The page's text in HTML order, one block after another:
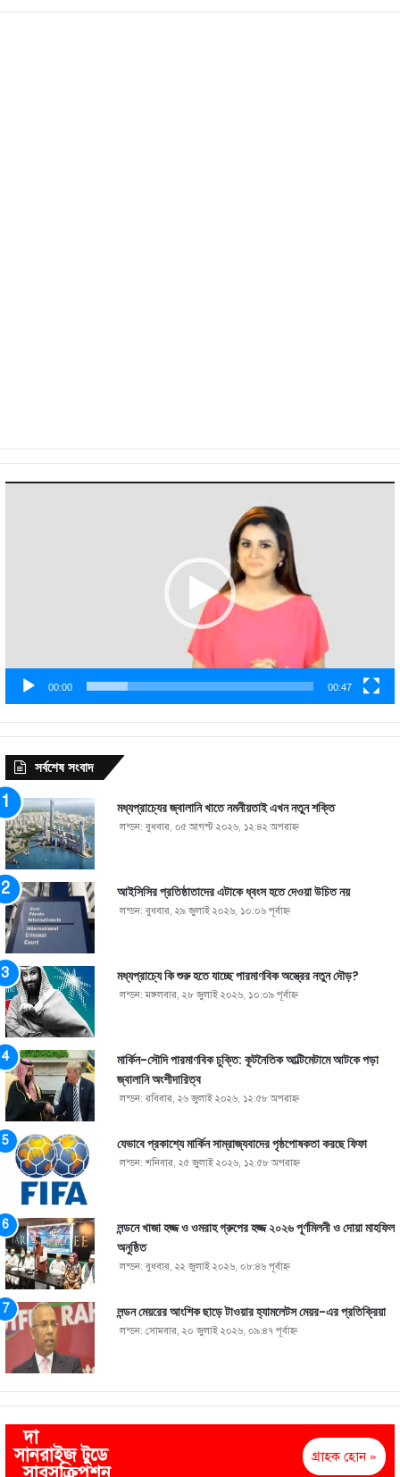
00:00 00:47
সর্বশেষ সংবাদ
মধ্যপ্রাচ্যের জ্বালানি খাতে নমনীয়তাই এখন নতুন শক্তি
লন্ডন: বুধবার, ০৫ আগস্ট ২০২৬, ১২:৪২ অপরাহ্ণ
আইসিসির প্রতিষ্ঠাতাদের এটাকে ধ্বংস হতে দেওয়া উচিত নয়
লন্ডন: বুধবার, ২৯ জুলাই ২০২৬, ১০:০৬ পূর্বাহ্ণ
মধ্যপ্রাচ্যে কি শুরু হতে যাচ্ছে পারমাণবিক অস্ত্রের নতুন দৌড়?
লন্ডন: মঙ্গলবার, ২৮ জুলাই ২০২৬, ১০:০৯ পূর্বাহ্ণ
মার্কিন-সৌদি পারমাণবিক চুক্তি: কূটনৈতিক আল্টিমেটামে আটকে পড়া
জ্বালানি অংশীদারিত্ব
লন্ডন: রবিবার, ২৬ জুলাই ২০২৬, ১২:৫৮ অপরাহ্ণ
যেভাবে প্রকাশ্যে মার্কিন সাম্রাজ্যবাদের পৃষ্ঠপোষকতা করছে ফিফা
লন্ডন: শনিবার, ২৫ জুলাই ২০২৬, ১২:৫৮ অপরাহ্ণ
লন্ডনে খাজা হজ্জ ও ওমরাহ গ্রুপের হজ্জ ২০২৬ পূর্ণমিলনী ও দোয়া মাহফিল
অনুষ্ঠিত
লন্ডন: বুধবার, ২২ জুলাই ২০২৬, ০৮:৪৬ পূর্বাহ্ণ
লন্ডন মেয়রের আংশিক ছাড়ে টাওয়ার হ্যামলেটস মেয়র-এর প্রতিক্রিয়া
লন্ডন: সোমবার, ২০ জুলাই ২০২৬, ০৯:৪৭ পূর্বাহ্ণ
দা
সানরাইজ টুডে
গ্রাহক হোন »